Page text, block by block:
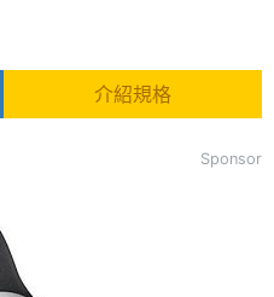
介紹規格
Sponsor